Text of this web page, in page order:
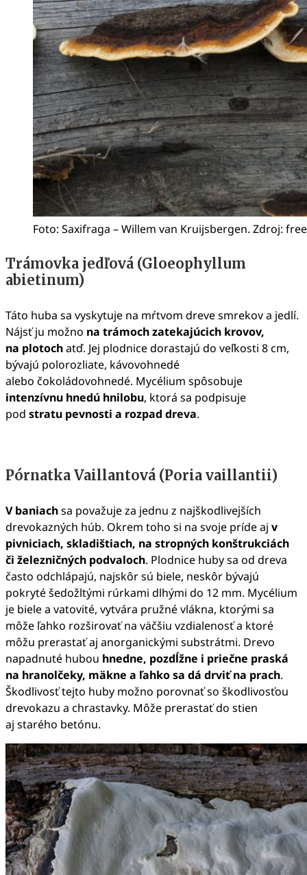
Foto: Saxifraga – Willem van Kruijsbergen. Zdroj:
Trámovka jedľová (Gloeophyllum
abietinum)
Táto huba sa vyskytuje na mŕtvom dreve smrekov a jedlí.
Nájsť ju možno na trámoch zatekajúcich krovov,
na plotochatď. Jej plodnice dorastajú do veľkosti 8 cm,
bývajú polorozliate, kávovohnedé
alebo čokoládovohnedé. Mycélium spôsobuje
intenzívnu hnedú hnilobu, ktorá sa podpisuje
pod stratu pevnosti a rozpad dreva.
Pórnatka Vaillantová (Poria vaillantii)
V baniachsa považuje za jednu z najškodlivejších
drevokazných húb. Okrem toho si na svoje príde aj v
pivniciach, skladištiach, na stropných konštrukciách
či železničných podvaloch. Plodnice huby sa od dreva
často odchlápajú, najskôr sú biele, neskôr bývajú
pokryté šedožltými rúrkami dlhými do 12 mm. Mycélium
je biele a vatovité, vytvára pružné vlákna, ktorými sa
môže ľahko rozširovať na väčšiu vzdialenosť a ktoré
môžu prerastať aj anorganickými substrátmi. Drevo
napadnuté hubou hnedne, pozdĺžne i priečne praská
na hranolčeky, mäkne a ľahko sa dá drviť na prach.
Škodlivosť tejto huby možno porovnať so škodlivosťou
drevokazu a chrastavky. Môže prerastať do stien
aj starého betónu.